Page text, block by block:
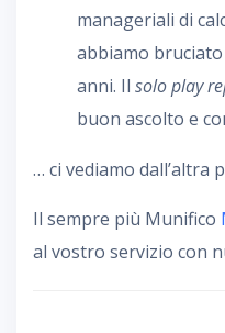
manageriali di
abbiamo
anni. Il solo play
buon ascolto e
… ci vediamo dall’altra
Il sempre più Munifico
al vostro servizio con